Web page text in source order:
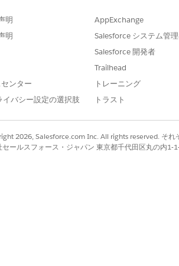
明
明
ンター
イバシー設定の選択肢
AppExchange
Salesforce システム管
Salesforce 開発者
Trailhead
トレーニング
トラスト
2026, Salesforce.com Inc. All rights reserved. それ
ールスフォース・ジャパン 東京都千代田区丸の内1-